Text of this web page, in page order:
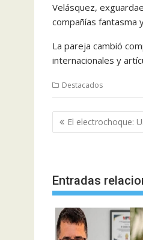
Velásquez,
compañías fantasma
La pareja cambió
internacionales y
Destacados
Navegación
de
El electrochoque:
Entradas